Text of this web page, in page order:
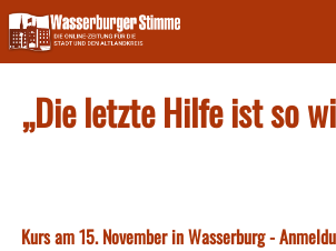
Skip
to
content
„Die letzte Hilfe ist so
Kurs am 15. November in Wasserburg -